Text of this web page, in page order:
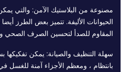
مصنوعة من البلاستيك الآمن: والتي
الحيوانات الأليفة. تتميز بعض الطرز
المقاوم للصدأ لتحسين الصرف الصحي
سهلة التنظيف والصيانة: يمكن
بانتظام ، ومعظم الأجزاء آمنة للغسل